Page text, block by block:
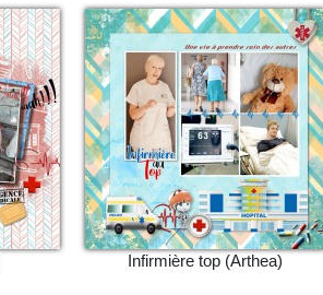
Infirmière top (Arthea)